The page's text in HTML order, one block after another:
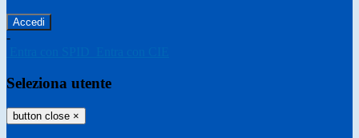
-
Seleziona utente
button close ×